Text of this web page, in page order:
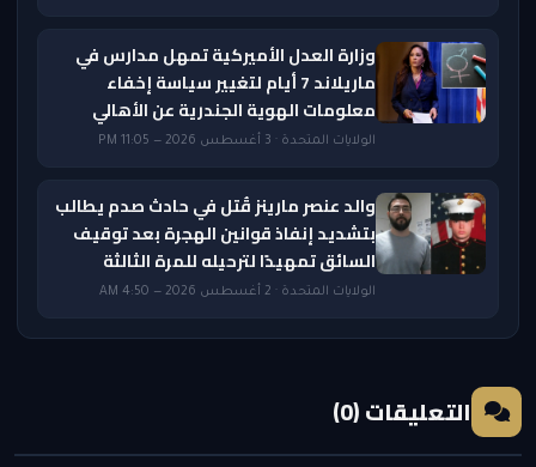
وزارة العدل الأميركية تمهل مدارس في
ماريلاند 7 أيام لتغيير سياسة إخفاء
معلومات الهوية الجندرية عن الأهالي
الولايات المتحدة · 3 أغسطس 2026 — 11:05 PM
والد عنصر مارينز قُتل في حادث صدم يطالب
بتشديد إنفاذ قوانين الهجرة بعد توقيف
السائق تمهيدًا لترحيله للمرة الثالثة
الولايات المتحدة · 2 أغسطس 2026 — 4:50 AM
التعليقات (0)